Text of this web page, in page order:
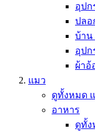
อุป
ปลอ
บ้าน
อุป
ผ้าอ้
แมว
ดูทั้งหมด
อาหาร
ดูทั้ง